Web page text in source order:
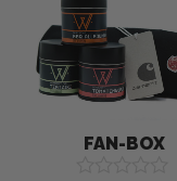
FAN-BOX